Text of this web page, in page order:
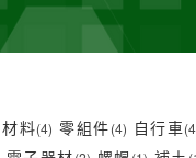
材料(4) 零組件(4) 自行車